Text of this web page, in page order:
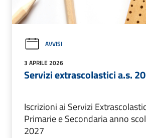
AVVISI
3 APRILE 2026
Servizi extrascolastici a.s.
Iscrizioni ai Servizi
Primarie e Secondaria anno
2027